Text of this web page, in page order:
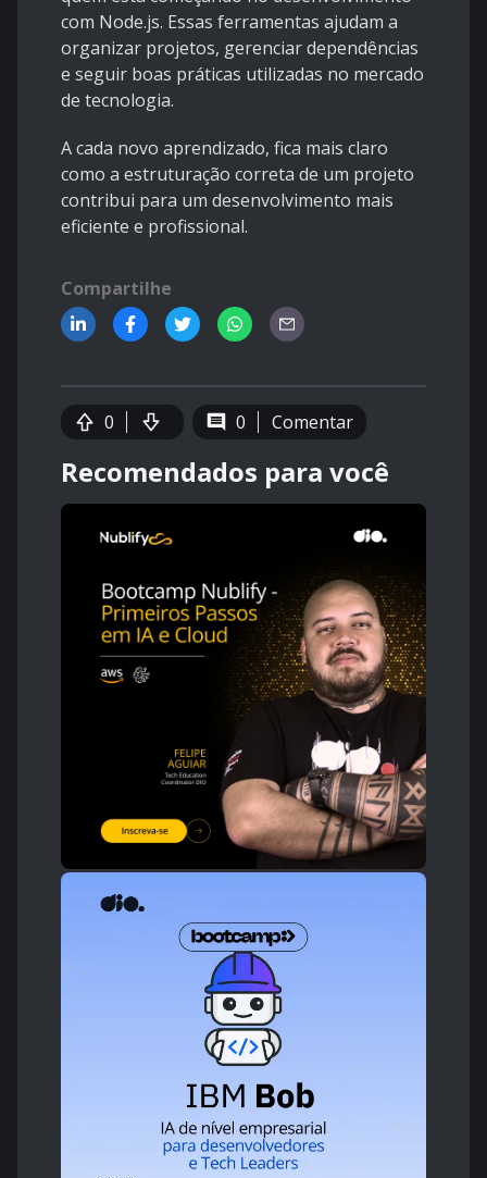
com Node.js. Essas ferramentas ajudam a
organizar projetos, gerenciar dependências
e seguir boas práticas utilizadas no mercado
de tecnologia.
A cada novo aprendizado, fica mais claro
como a estruturação correta de um projeto
contribui para um desenvolvimento mais
eficiente e profissional.
Compartilhe
0 0 Comentar
Recomendados para você